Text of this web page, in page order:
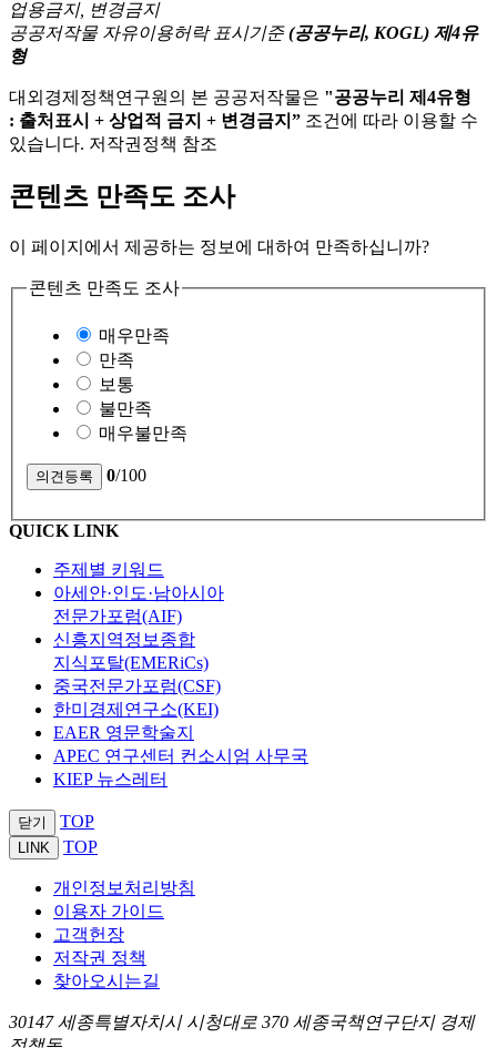
공공저작물 자유이용허락 표시기준 (공공누리, KOGL) 제4유
형
대외경제정책연구원의 본 공공저작물은 "공공누리 제4유형
: 출처표시 + 상업적 금지 + 변경금지” 조건에 따라 이용할 수
있습니다. 저작권정책 참조
콘텐츠 만족도 조사
이 페이지에서 제공하는 정보에 대하여 만족하십니까?
콘텐츠 만족도 조사
매우만족
만족
보통
불만족
매우불만족
0/100
QUICK LINK
주제별 키워드
아세안·인도·남아시아
전문가포럼(AIF)
신흥지역정보종합
지식포탈(EMERiCs)
중국전문가포럼(CSF)
한미경제연구소(KEI)
EAER 영문학술지
APEC 연구센터 컨소시엄 사무국
KIEP 뉴스레터
닫기 TOP
LINK TOP
개인정보처리방침
이용자 가이드
고객헌장
저작권 정책
찾아오시는길
30147 세종특별자치시 시청대로 370 세종국책연구단지 경제